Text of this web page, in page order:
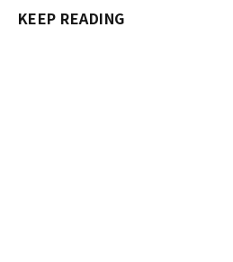
KEEP READING